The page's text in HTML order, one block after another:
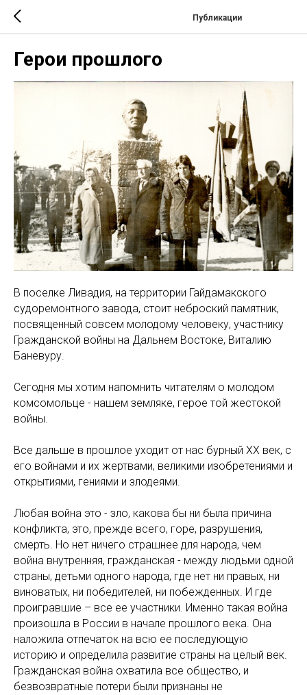
Публикации
Герои прошлого
В поселке Ливадия, на территории Гайдамакского
судоремонтного завода, стоит неброский памятник,
посвященный совсем молодому человеку, участнику
Гражданской войны на Дальнем Востоке, Виталию
Баневуру.
Сегодня мы хотим напомнить читателям о молодом
комсомольце - нашем земляке, герое той жестокой
войны.
Все дальше в прошлое уходит от нас бурный XX век, с
его войнами и их жертвами, великими изобретениями и
открытиями, гениями и злодеями.
Любая война это - зло, какова бы ни была причина
конфликта, это, прежде всего, горе, разрушения,
смерть. Но нет ничего страшнее для народа, чем
война внутренняя, гражданская - между людьми одной
страны, детьми одного народа, где нет ни правых, ни
виноватых, ни победителей, ни побежденных. И где
проигравшие – все ее участники. Именно такая война
произошла в России в начале прошлого века. Она
наложила отпечаток на всю ее последующую
историю и определила развитие страны на целый век.
Гражданская война охватила все общество, и
безвозвратные потери были признаны не